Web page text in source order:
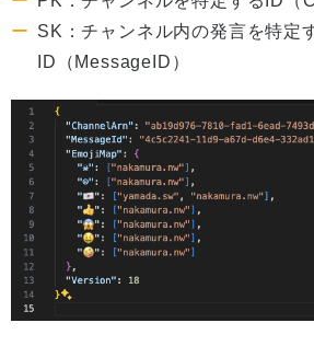
SK：チャンネル内の発言を特定
ID（MessageID）